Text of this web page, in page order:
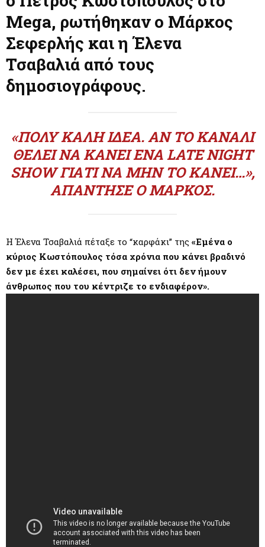
E
N
U
Mega, ρωτήθηκαν ο Μάρκος
Σεφερλής και η Έλενα
Τσαβαλιά από τους
δημοσιογράφους.
«ΠΟΛΎ ΚΑΛΉ ΙΔΈΑ. ΑΝ ΤΟ ΚΑΝΆΛΙ
ΘΈΛΕΙ ΝΑ ΚΆΝΕΙ ΈΝΑ LATE NIGHT
SHOW ΓΙΑΤΊ ΝΑ ΜΗΝ ΤΟ ΚΆΝΕΙ…»,
ΑΠΆΝΤΗΣΕ Ο ΜΆΡΚΟΣ.
H Έλενα Τσαβαλιά πέταξε το “καρφάκι” της «Εμένα ο
κύριος Κωστόπουλος τόσα χρόνια που κάνει βραδινό
δεν με έχει καλέσει, που σημαίνει ότι δεν ήμουν
άνθρωπος που του κέντριζε το ενδιαφέρον».